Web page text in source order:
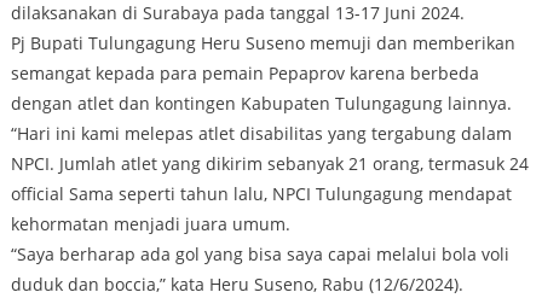
dilaksanakan di Surabaya pada tanggal 13-17 Juni 2024.
Pj Bupati Tulungagung Heru Suseno memuji dan memberikan
semangat kepada para pemain Pepaprov karena berbeda
dengan atlet dan kontingen Kabupaten Tulungagung lainnya.
“Hari ini kami melepas atlet disabilitas yang tergabung dalam
NPCI. Jumlah atlet yang dikirim sebanyak 21 orang, termasuk 24
official Sama seperti tahun lalu, NPCI Tulungagung mendapat
kehormatan menjadi juara umum.
“Saya berharap ada gol yang bisa saya capai melalui bola voli
duduk dan boccia,” kata Heru Suseno, Rabu (12/6/2024).